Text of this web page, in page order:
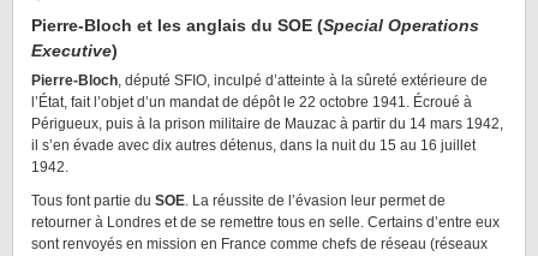
Pierre-Bloch et les anglais du SOE (Special Operations
Executive)
Pierre-Bloch, député SFIO, inculpé d’atteinte à la sûreté extérieure de
l’État, fait l’objet d’un mandat de dépôt le 22 octobre 1941. Écroué à
Périgueux, puis à la prison militaire de Mauzac à partir du 14 mars 1942,
il s’en évade avec dix autres détenus, dans la nuit du 15 au 16 juillet
1942.
Tous font partie du SOE. La réussite de l’évasion leur permet de
retourner à Londres et de se remettre tous en selle. Certains d’entre eux
sont renvoyés en mission en France comme chefs de réseau (réseaux